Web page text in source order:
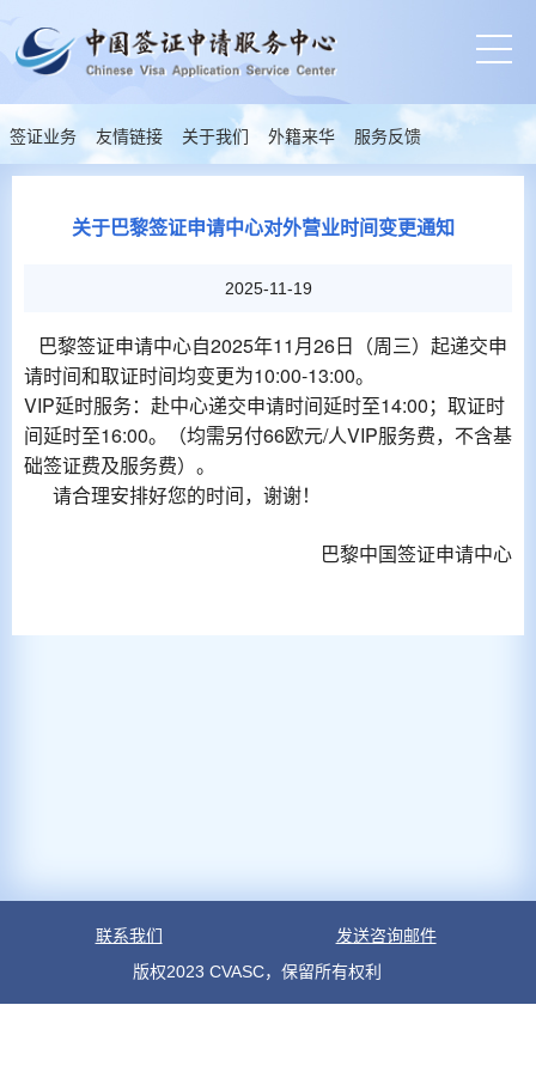
签证业务 友情链接 关于我们 外籍来华 服务反馈
关于巴黎签证申请中心对外营业时间变更通知
2025-11-19
巴黎签证申请中心自2025年11月26日（周三）起递交申
请时间和取证时间均变更为10:00-13:00。
VIP延时服务：赴中心递交申请时间延时至14:00；取证时
间延时至16:00。（均需另付66欧元/人VIP服务费，不含基
础签证费及服务费）。
请合理安排好您的时间，谢谢！
巴黎中国签证申请中心
联系我们
发送咨询邮件
版权2023 CVASC，保留所有权利